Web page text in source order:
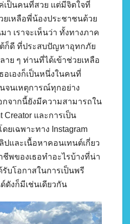
เป็นคนที่สวย แต่มีจิตใจที่
ยเหลือพี่น้องประชาชนด้วย
า เราจะเห็นว่า ทั้งทางภาค
ก็ดี ที่ประสบปัญหาอุทกภัย
ย ๆ ท่านที่ได้เข้าช่วยเหลือ
อเองก็เป็นหนึ่งในคนที่
จนเหตุการณ์ทุกอย่าง
กจากนี้ยังมีความสามารถใน
Creator และการเป็น
ดยเฉพาะทาง Instagram
ปและเนื้อหาคอนเทนต์เกี่ยว
พของเธอทำอะไรบ้างที่น่า
รับโอกาสในการเป็นพรี
ดังก็มีเช่นเดียวกัน